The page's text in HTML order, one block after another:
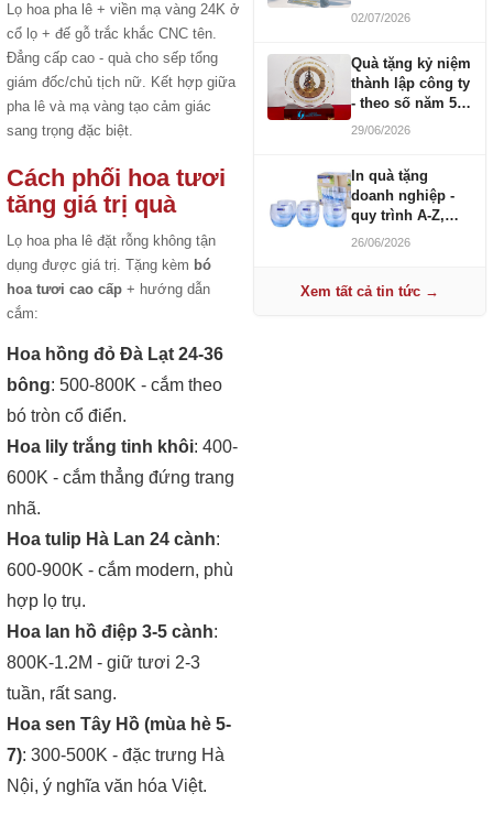
Lọ hoa pha lê + viền mạ vàng 24K ở
cổ lọ + đế gỗ trắc khắc CNC tên.
Đẳng cấp cao - quà cho sếp tổng
giám đốc/chủ tịch nữ. Kết hợp giữa
pha lê và mạ vàng tạo cảm giác
sang trọng đặc biệt.
Cách phối hoa tươi
tăng giá trị quà
Lọ hoa pha lê đặt rỗng không tận
dụng được giá trị. Tặng kèm bó
hoa tươi cao cấp + hướng dẫn
cắm:
Hoa hồng đỏ Đà Lạt 24-36
bông: 500-800K - cắm theo
bó tròn cổ điển.
Hoa lily trắng tinh khôi: 400-
600K - cắm thẳng đứng trang
nhã.
Hoa tulip Hà Lan 24 cành:
600-900K - cắm modern, phù
hợp lọ trụ.
Hoa lan hồ điệp 3-5 cành:
800K-1.2M - giữ tươi 2-3
tuần, rất sang.
Hoa sen Tây Hồ (mùa hè 5-
7): 300-500K - đặc trưng Hà
Nội, ý nghĩa văn hóa Việt.
2026
02/07/2026
Quà tặng kỷ niệm
thành lập công ty
- theo số năm 5,
10, 20, 30, 50
29/06/2026
In quà tặng
doanh nghiệp -
quy trình A-Z,
báo giá và thời
26/06/2026
Xem tất cả tin tức →